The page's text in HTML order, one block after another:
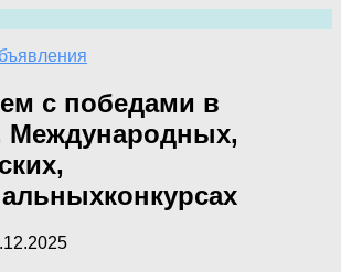
с победами в
Международных,